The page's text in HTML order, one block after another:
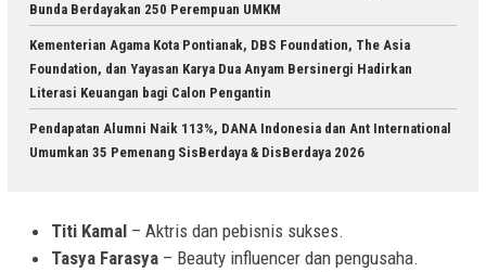
Bunda Berdayakan 250 Perempuan UMKM
Kementerian Agama Kota Pontianak, DBS Foundation, The Asia
Foundation, dan Yayasan Karya Dua Anyam Bersinergi Hadirkan
Literasi Keuangan bagi Calon Pengantin
Pendapatan Alumni Naik 113%, DANA Indonesia dan Ant International
Umumkan 35 Pemenang SisBerdaya & DisBerdaya 2026
Titi Kamal – Aktris dan pebisnis sukses.
Tasya Farasya – Beauty influencer dan pengusaha.